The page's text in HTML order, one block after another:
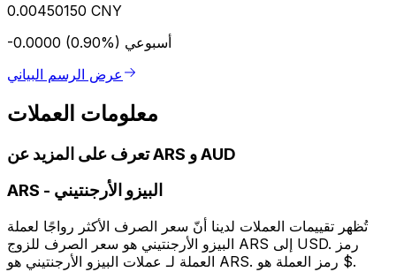
0.00450150 CNY
-0.0000 (0.90%) أسبوعي
عرض الرسم البياني
معلومات العملات
تعرف على المزيد عن ARS و AUD
ARS - البيزو الأرجنتيني
تُظهر تقييمات العملات لدينا أنّ سعر الصرف الأكثر رواجًا لعملة
البيزو الأرجنتيني هو سعر الصرف للزوج ARS إلى USD. رمز
العملة لـ عملات البيزو الأرجنتيني هو ARS. رمز العملة هو $.